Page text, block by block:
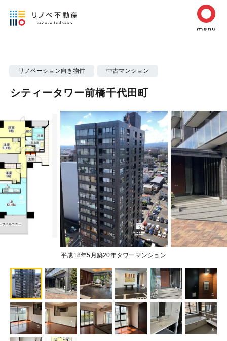
リノベーション向き物件 中古マンション
シティータワー前橋千代田町
平成18年5月築20年タワーマンション